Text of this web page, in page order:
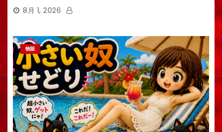
8月 1, 2026
物販